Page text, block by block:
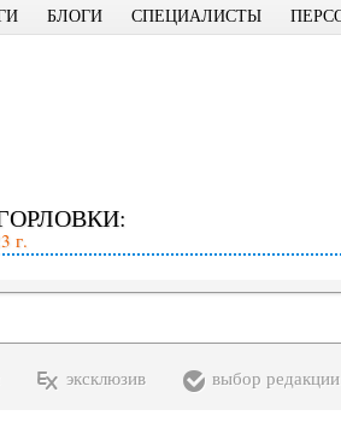
БЛОГИ СПЕЦИАЛИСТЫ
г.
эксклюзив выбор редакции